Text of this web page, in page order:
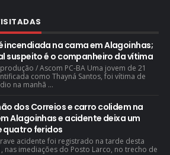
incendiada na cama em Alagoinhas;
suspeito é o companheiro da vítima
/ Ascom PC-BA Uma jovem de 21
como Thayná Santos, foi vítima de
na manhã ...
dos Correios e carro colidem na
Alagoinhas e acidente deixa um
quatro feridos
acidente foi registrado na tarde desta
nas imediações do Posto Larco, no trecho de